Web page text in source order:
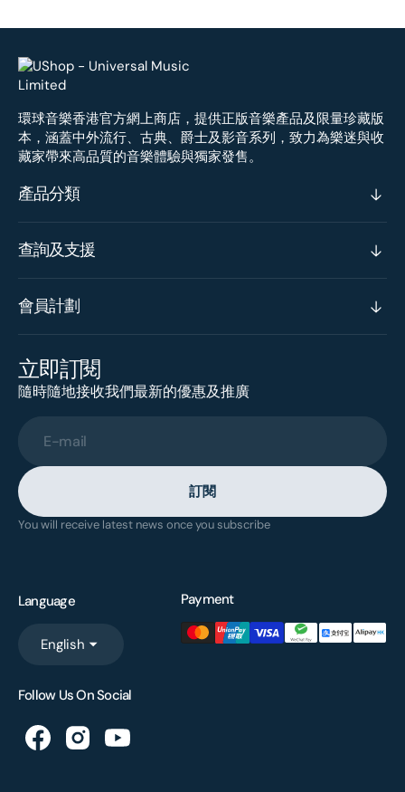
環球音樂香港官方網上商店，提供正版音樂產品及限量珍藏版
本，涵蓋中外流行、古典、爵士及影音系列，致力為樂迷與收
藏家帶來高品質的音樂體驗與獨家發售。
產品分類
查詢及支援
會員計劃
立即訂閱
隨時隨地接收我們最新的優惠及推廣
E-mail
訂閱
You will receive latest news once you subscribe
Language
English
Payment
Follow Us On Social